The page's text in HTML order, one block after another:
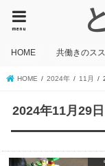
menu
HOME 共働きのス
HOME 2024年 11月
2024年11月29日